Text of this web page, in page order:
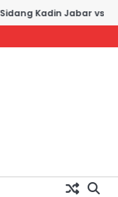
Kadin Jabar vs